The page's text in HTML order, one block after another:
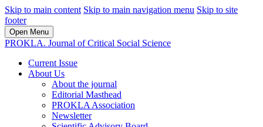
Skip to main content Skip to main navigation menu Skip to site
footer
Open Menu
PROKLA. Journal of Critical Social Science
Current Issue
About Us
About the journal
Editorial Masthead
PROKLA Association
Newsletter